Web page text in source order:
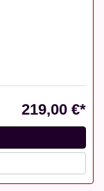
219,00 €*